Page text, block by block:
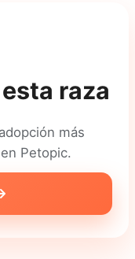
raza
más
Petopic.